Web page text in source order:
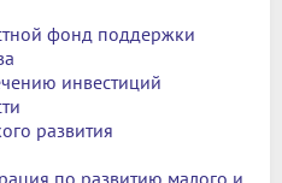
фонд поддержки
инвестиций
развития